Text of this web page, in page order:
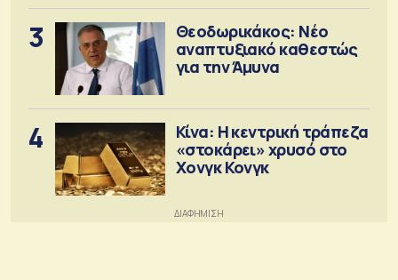
3
Θεοδωρικάκος: Νέο
αναπτυξιακό καθεστώς
για την Άμυνα
4
Κίνα: Η κεντρική τράπεζα
«στοκάρει» χρυσό στο
Χονγκ Κονγκ